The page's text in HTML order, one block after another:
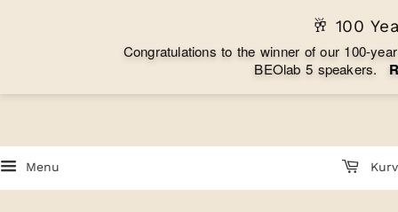
Menu Kurv
🥂 100
Congratulations to the winner of our 100-year
BEOlab 5 speakers. R